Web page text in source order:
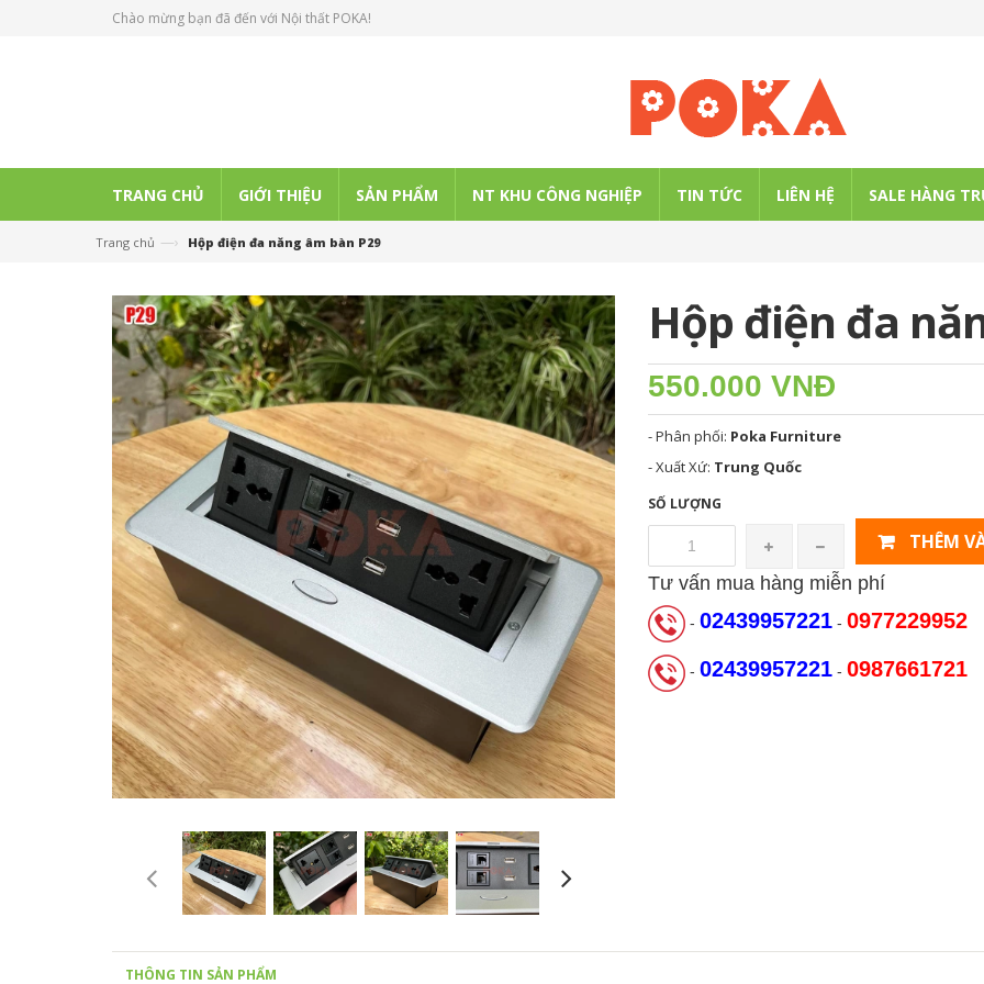
Chào mừng bạn đã đến với Nội thất POKA!
TRANG CHỦ GIỚI THIỆU SẢN PHẨM NT KHU CÔNG NGHIỆP TIN TỨC LIÊN HỆ SALE HÀNG
Trang chủ —› Hộp điện đa năng âm bàn P29
Hộp điện đa
550.000 VNĐ
- Phân phối: Poka Furniture
- Xuất Xứ: Trung Quốc
SỐ LƯỢNG
THÊM
Tư vấn mua hàng miễn phí
- 02439957221- 0977229952
- 02439957221- 0987661721
THÔNG TIN SẢN PHẨM